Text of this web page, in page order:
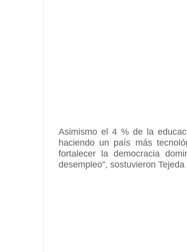
Asimismo el 4 % de la
haciendo un país más
fortalecer la democracia
desempleo”, sostuvieron